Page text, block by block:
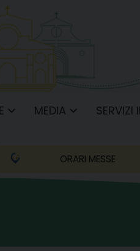
MEDIA SERVIZI
ORARI MESSE